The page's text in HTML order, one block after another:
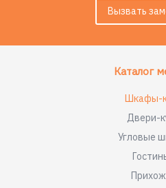
Вызвать
Каталог
Шкафы-
Двери-
Угловые